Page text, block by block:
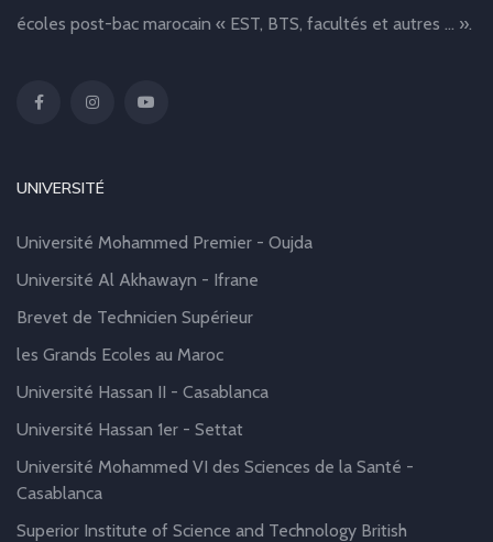
écoles post-bac marocain « EST, BTS, facultés et autres … ».
UNIVERSITÉ
Université Mohammed Premier - Oujda
Université Al Akhawayn - Ifrane
Brevet de Technicien Supérieur
les Grands Ecoles au Maroc
Université Hassan II - Casablanca
Université Hassan 1er - Settat
Université Mohammed VI des Sciences de la Santé -
Casablanca
Superior Institute of Science and Technology British